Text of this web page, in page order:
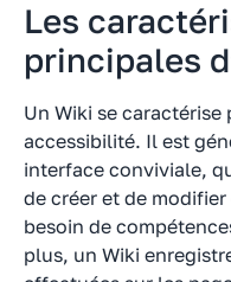
Les
principales
Un Wiki se
accessibilité. Il est
interface conviviale,
de créer et de
besoin de
plus, un Wiki